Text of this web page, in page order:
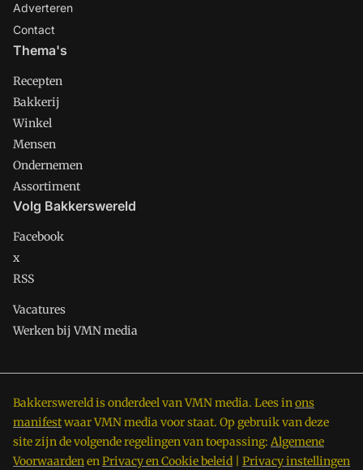
Adverteren
Contact
Thema's
Recepten
Bakkerij
Winkel
Mensen
Ondernemen
Assortiment
Volg Bakkerswereld
Facebook
x
RSS
Vacatures
Werken bij VMN media
Bakkerswereld is onderdeel van VMN media. Lees inons
manifestwaar VMN media voor staat. Op gebruik van deze
site zijn de volgende regelingen van toepassing: Algemene
VoorwaardenenPrivacy en Cookie beleid Privacy instellingen